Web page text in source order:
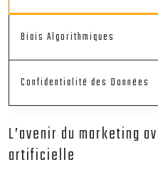
Biais Algorithmiques
Confidentialité des Données
L’avenir du marketing
artificielle